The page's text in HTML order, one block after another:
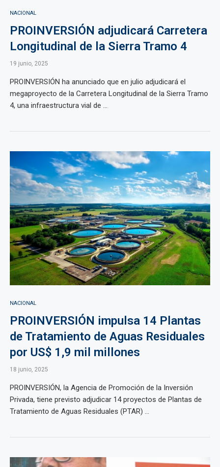
NACIONAL
PROINVERSIÓN adjudicará Carretera
Longitudinal de la Sierra Tramo 4
19 junio, 2025
PROINVERSIÓN ha anunciado que en julio adjudicará el
megaproyecto de la Carretera Longitudinal de la Sierra Tramo
4, una infraestructura vial de ...
NACIONAL
PROINVERSIÓN impulsa 14 Plantas
de Tratamiento de Aguas Residuales
por US$ 1,9 mil millones
18 junio, 2025
PROINVERSIÓN, la Agencia de Promoción de la Inversión
Privada, tiene previsto adjudicar 14 proyectos de Plantas de
Tratamiento de Aguas Residuales (PTAR) ...